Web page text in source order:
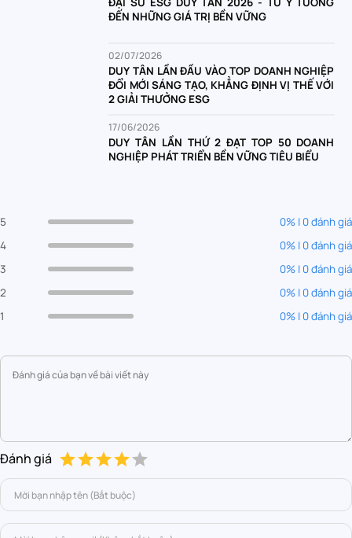
ĐẾN NHỮNG GIÁ TRỊ BỀN VỮNG
02/07/2026
DUY TÂN LẦN ĐẦU VÀO TOP DOANH NGHIỆP
ĐỔI MỚI SÁNG TẠO, KHẲNG ĐỊNH VỊ THẾ VỚI
2 GIẢI THƯỞNG ESG
17/06/2026
DUY TÂN LẦN THỨ 2 ĐẠT TOP 50 DOANH
NGHIỆP PHÁT TRIỂN BỀN VỮNG TIÊU BIỂU
5
0% | 0 đánh giá
4
0% | 0 đánh giá
3
0% | 0 đánh giá
2
0% | 0 đánh giá
1
0% | 0 đánh giá
Đánh giá